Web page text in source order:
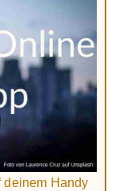
deinem Handy